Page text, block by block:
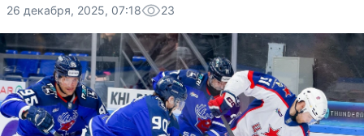
26 декабря, 2025, 07:18 23